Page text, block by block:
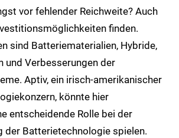
vor fehlender Reichweite? Auch
finden.
sind Batteriematerialien, Hybride,
und Verbesserungen der
Aptiv, ein irisch-amerikanischer
könnte hier
entscheidende Rolle bei der
der Batterietechnologie spielen.